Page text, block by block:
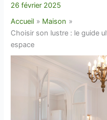
26 février 2025
Accueil
Maison
Choisir son lustre : le guide
espace